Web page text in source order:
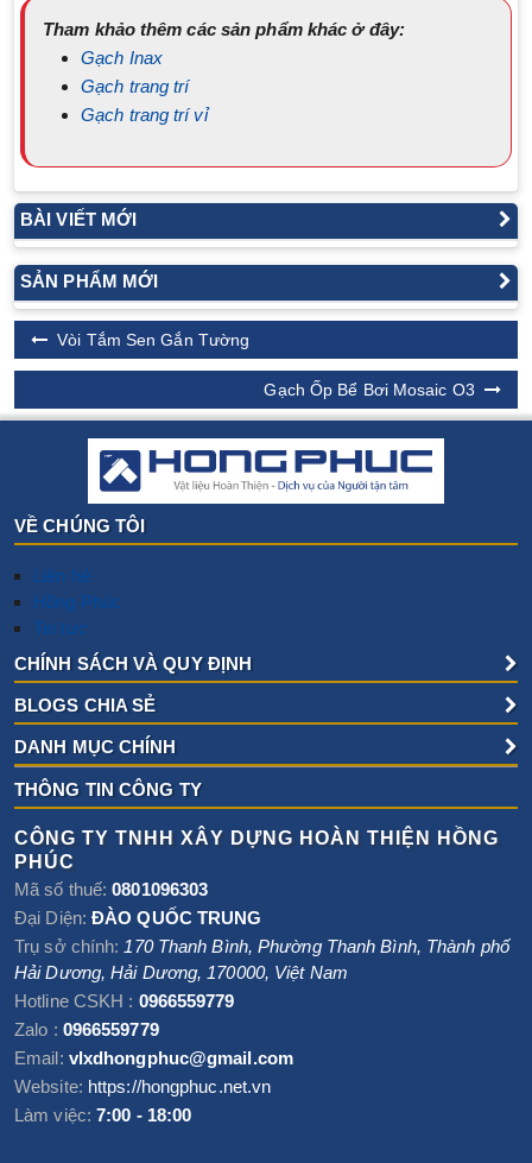
Tham khảo thêm các sản phẩm khác ở đây:
Gạch Inax
Gạch trang trí
Gạch trang trí vỉ
BÀI VIẾT MỚI
SẢN PHẨM MỚI
Vòi Tắm Sen Gắn Tường
Gạch Ốp Bể Bơi Mosaic O3
VỀ CHÚNG TÔI
Liên hệ
Hồng Phúc
Tin tức
CHÍNH SÁCH VÀ QUY ĐỊNH
BLOGS CHIA SẺ
DANH MỤC CHÍNH
THÔNG TIN CÔNG TY
CÔNG TY TNHH XÂY DỰNG HOÀN THIỆN HỒNG
PHÚC
Mã số thuế:0801096303
Đại Diện: ĐÀO QUỐC TRUNG
Trụ sở chính: 170 Thanh Bình, Phường Thanh Bình, Thành phố
Hải Dương,Hải Dương, 170000, Việt Nam
Hotline CSKH : 0966559779
Zalo : 0966559779
Email: vlxdhongphuc@gmail.com
Website: https://hongphuc.net.vn
Làm việc: 7:00 - 18:00